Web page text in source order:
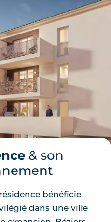
& son
bénéficie
dans une ville